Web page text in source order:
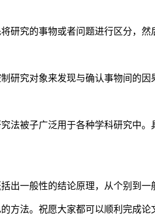
研究的事物或者问题进行区分，然
研究对象来发现与确认事物间的因
法被子广泛用于各种学科研究中
出一般性的结论原理，从个别到
方法。祝愿大家都可以顺利完成